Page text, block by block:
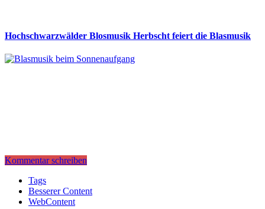
Hochschwarzwälder Blosmusik Herbscht feiert die Blasmusik
Kommentar schreiben
Tags
Besserer Content
WebContent